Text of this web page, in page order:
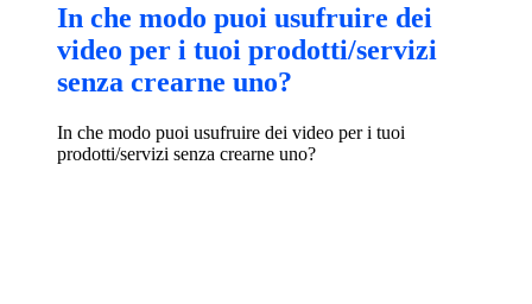
In che modo puoi usufruire dei
video per i tuoi prodotti/servizi
senza crearne uno?
In che modo puoi usufruire dei video per i tuoi
prodotti/servizi senza crearne uno?